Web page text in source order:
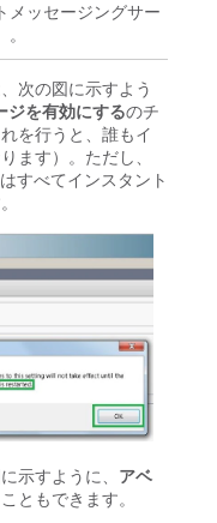
メッセージングサー
次の図に示すよう
ジを有効にするのチ
を行うと、誰もイ
ます）。ただし、
すべてインスタント
示すように、 アベ
ともできます。